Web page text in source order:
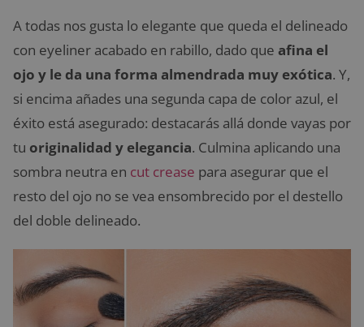
A todas nos gusta lo elegante que queda el delineado
con eyeliner acabado en rabillo, dado que afina el
ojo y le da una forma almendrada muy exótica. Y,
si encima añades una segunda capa de color azul, el
éxito está asegurado: destacarás allá donde vayas por
tu originalidad y elegancia. Culmina aplicando una
sombra neutra en cut crease para asegurar que el
resto del ojo no se vea ensombrecido por el destello
del doble delineado.